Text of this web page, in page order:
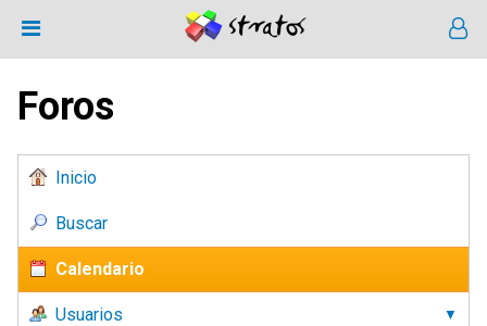
Foros
Inicio
Buscar
Calendario
Usuarios